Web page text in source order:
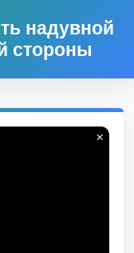
надувной
стороны